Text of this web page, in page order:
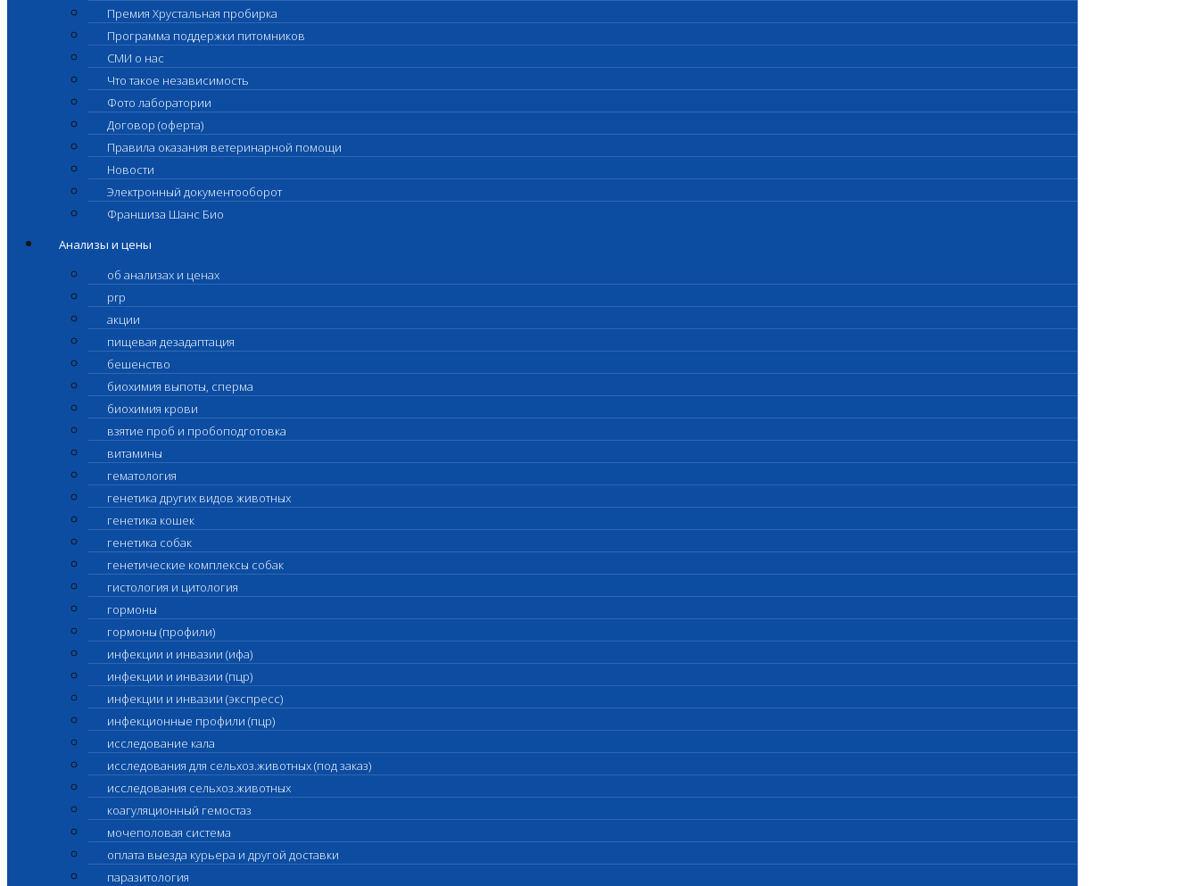
Премия Хрустальная пробирка
Программа поддержки питомников
СМИ о нас
Что такое независимость
Фото лаборатории
Договор (оферта)
Правила оказания ветеринарной помощи
Новости
Электронный документооборот
Франшиза Шанс Био
Анализы и цены
об анализах и ценах
prp
акции
пищевая дезадаптация
бешенство
биохимия выпоты, сперма
биохимия крови
взятие проб и пробоподготовка
витамины
гематология
генетика других видов животных
генетика кошек
генетика собак
генетические комплексы собак
гистология и цитология
гормоны
гормоны (профили)
инфекции и инвазии (ифа)
инфекции и инвазии (пцр)
инфекции и инвазии (экспресс)
инфекционные профили (пцр)
исследование кала
исследования для сельхоз.животных (под заказ)
исследования сельхоз.животных
коагуляционный гемостаз
мочеполовая система
оплата выезда курьера и другой доставки
паразитология